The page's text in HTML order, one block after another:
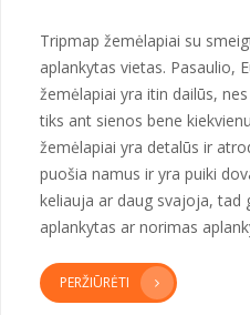
Tripmap žemėlapiai su
aplankytas vietas. Pasaulio,
žemėlapiai yra itin dailūs,
tiks ant sienos bene
žemėlapiai yra detalūs ir
puošia namus ir yra puiki
keliauja ar daug svajoja, tad
aplankytas ar norimas
PERŽIŪRĖTI